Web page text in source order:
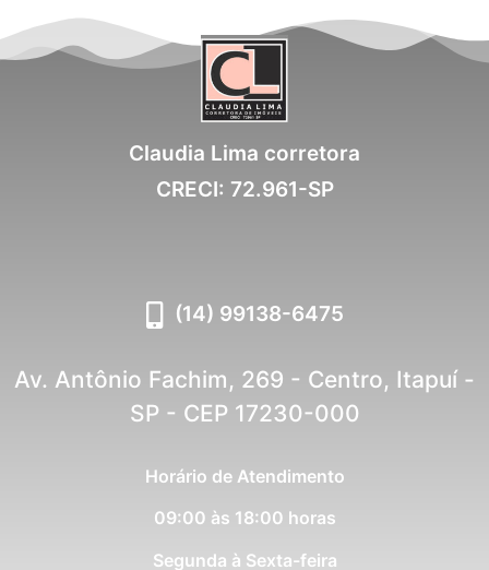
Claudia Lima corretora
CRECI: 72.961-SP
(14) 99138-6475
Av. Antônio Fachim, 269 - Centro, Itapuí -
SP - CEP 17230-000
Horário de Atendimento
09:00 às 18:00 horas
Segunda à Sexta-feira